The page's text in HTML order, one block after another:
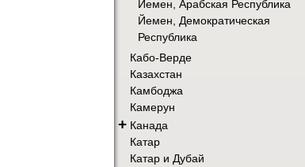
Йемен, Арабская Республика
Йемен, Демократическая
Республика
Кабо-Верде
Казахстан
Камбоджа
Камерун
+ Канада
Катар
Катар и Дубай